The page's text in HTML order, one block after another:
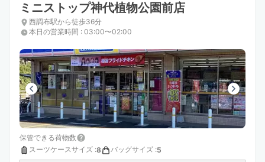
ミニストップ神代植物公園前店
西調布駅から徒歩36分
本日の営業時間 : 03:00〜02:00
保管できる荷物数
スーツケースサイズ :8 バッグサイズ :5